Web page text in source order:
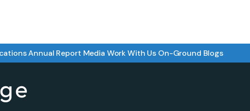
Annual Report Media Work With Us On-Ground Blogs